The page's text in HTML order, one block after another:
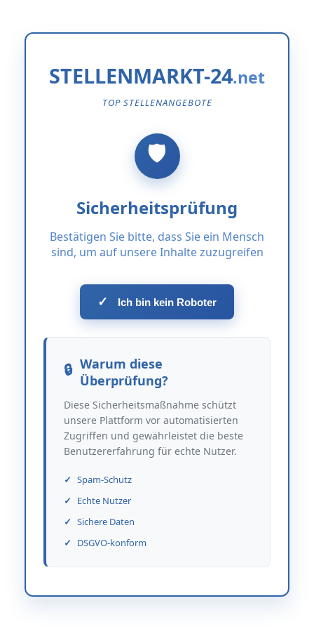
STELLENMARKT-24
TOP STELLENANGEBOTE
Sicherheitsprüfung
Bestätigen Sie bitte, dass Sie ein Mensch
sind, um auf unsere Inhalte zuzugreifen
✓ Ich bin kein Roboter
Warum diese
Überprüfung?
Diese Sicherheitsmaßnahme schützt
unsere Plattform vor automatisierten
Zugriffen und gewährleistet die beste
Benutzererfahrung für echte Nutzer.
Spam-Schutz
Echte Nutzer
Sichere Daten
DSGVO-konform